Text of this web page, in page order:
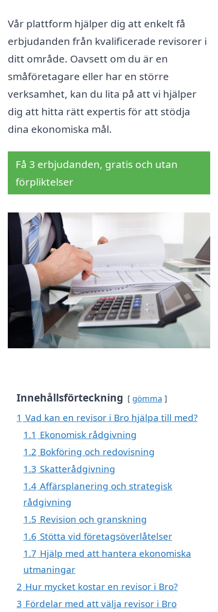
Vår plattform hjälper dig att enkelt få
erbjudanden från kvalificerade revisorer i
ditt område. Oavsett om du är en
småföretagare eller har en större
verksamhet, kan du lita på att vi hjälper
dig att hitta rätt expertis för att stödja
dina ekonomiska mål.
Få 3 erbjudanden, gratis och utan
förpliktelser
Innehållsförteckning gömma
1 Vad kan en revisor i Bro hjälpa till med?
1.1 Ekonomisk rådgivning
1.2 Bokföring och redovisning
1.3 Skatterådgivning
1.4 Affärsplanering och strategisk
rådgivning
1.5 Revision och granskning
1.6 Stötta vid företagsöverlåtelser
1.7 Hjälp med att hantera ekonomiska
utmaningar
2 Hur mycket kostar en revisor i Bro?
3 Fördelar med att välja revisor i Bro